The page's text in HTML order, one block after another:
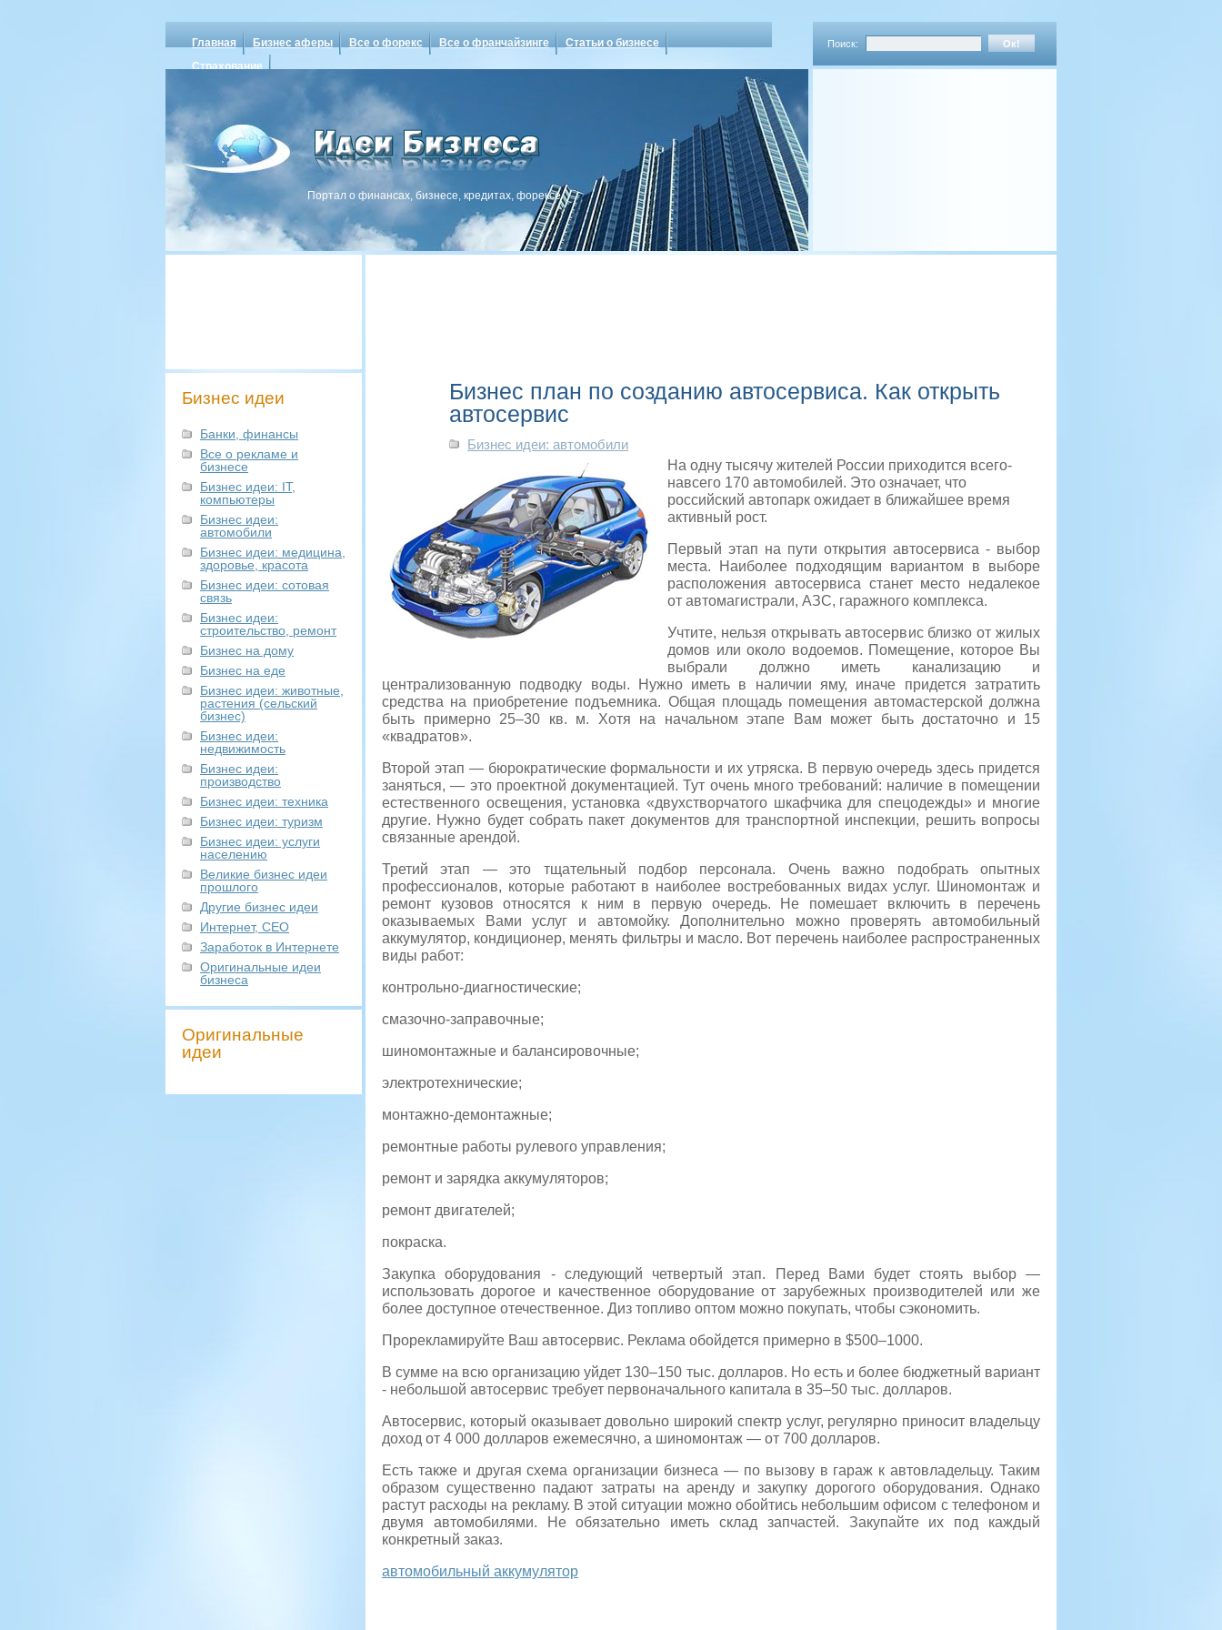
Главная Бизнес аферы Все о форекс Все о франчайзинге
Статьи о бизнесе
Страхование
Поиск:
Портал о финансах, бизнесе, кредитах, форексе
Бизнес идеи
Банки, финансы
Все о рекламе и
бизнесе
Бизнес идеи: IT,
компьютеры
Бизнес идеи:
автомобили
Бизнес идеи: медицина,
здоровье, красота
Бизнес идеи: сотовая
связь
Бизнес идеи:
строительство, ремонт
Бизнес на дому
Бизнес на еде
Бизнес идеи: животные,
растения (сельский
бизнес)
Бизнес идеи:
недвижимость
Бизнес идеи:
производство
Бизнес идеи: техника
Бизнес идеи: туризм
Бизнес идеи: услуги
населению
Великие бизнес идеи
прошлого
Другие бизнес идеи
Интернет, СЕО
Заработок в Интернете
Оригинальные идеи
бизнеса
Оригинальные
идеи
Бизнес план по созданию автосервиса. Как открыть
автосервис
Бизнес идеи: автомобили
На одну тысячу жителей России приходится всего-
навсего 170 автомобилей. Это означает, что
российский автопарк ожидает в ближайшее время
активный рост.
Первый этап на пути открытия автосервиса - выбор
места. Наиболее подходящим вариантом в выборе
расположения автосервиса станет место недалекое
от автомагистрали, АЗС, гаражного комплекса.
Учтите, нельзя открывать автосервис близко от жилых
домов или около водоемов. Помещение, которое Вы
выбрали должно иметь канализацию и
централизованную подводку воды. Нужно иметь в наличии яму, иначе придется затратить
средства на приобретение подъемника. Общая площадь помещения автомастерской должна
быть примерно 25–30 кв. м. Хотя на начальном этапе Вам может быть достаточно и 15
«квадратов».
Второй этап — бюрократические формальности и их утряска. В первую очередь здесь придется
заняться, — это проектной документацией. Тут очень много требований: наличие в помещении
естественного освещения, установка «двухстворчатого шкафчика для спецодежды» и многие
другие. Нужно будет собрать пакет документов для транспортной инспекции, решить вопросы
связанные арендой.
Третий этап — это тщательный подбор персонала. Очень важно подобрать опытных
профессионалов, которые работают в наиболее востребованных видах услуг. Шиномонтаж и
ремонт кузовов относятся к ним в первую очередь. Не помешает включить в перечень
оказываемых Вами услуг и автомойку. Дополнительно можно проверять автомобильный
аккумулятор, кондиционер, менять фильтры и масло. Вот перечень наиболее распространенных
виды работ:
контрольно-диагностические;
смазочно-заправочные;
шиномонтажные и балансировочные;
электротехнические;
монтажно-демонтажные;
ремонтные работы рулевого управления;
ремонт и зарядка аккумуляторов;
ремонт двигателей;
покраска.
Закупка оборудования - следующий четвертый этап. Перед Вами будет стоять выбор —
использовать дорогое и качественное оборудование от зарубежных производителей или же
более доступное отечественное. Диз топливо оптом можно покупать, чтобы сэкономить.
Прорекламируйте Ваш автосервис. Реклама обойдется примерно в $500–1000.
В сумме на всю организацию уйдет 130–150 тыс. долларов. Но есть и более бюджетный вариант
- небольшой автосервис требует первоначального капитала в 35–50 тыс. долларов.
Автосервис, который оказывает довольно широкий спектр услуг, регулярно приносит владельцу
доход от 4 000 долларов ежемесячно, а шиномонтаж — от 700 долларов.
Есть также и другая схема организации бизнеса — по вызову в гараж к автовладельцу. Таким
образом существенно падают затраты на аренду и закупку дорогого оборудования. Однако
растут расходы на рекламу. В этой ситуации можно обойтись небольшим офисом с телефоном и
двумя автомобилями. Не обязательно иметь склад запчастей. Закупайте их под каждый
конкретный заказ.
автомобильный аккумулятор